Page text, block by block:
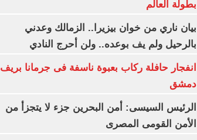
بطولة العالم
بيان ناري من خوان بيزيرا.. الزمالك وعدني
بالرحيل ولم يف بوعده.. ولن أحرج النادي
انفجار حافلة ركاب بعبوة ناسفة فى جرمانا بريف
دمشق
الرئيس السيسى: أمن البحرين جزء لا يتجزأ من
الأمن القومى المصرى